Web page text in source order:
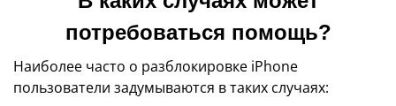
потребоваться помощь?
Наиболее часто о разблокировке iPhone
пользователи задумываются в таких случаях: